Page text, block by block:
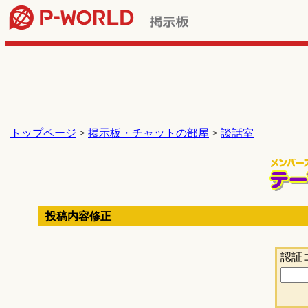
トップページ > 掲示板・チャットの部屋 > 談話室
投稿内容修正
認証